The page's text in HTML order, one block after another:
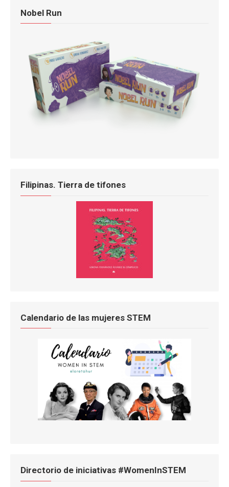
Nobel Run
Filipinas. Tierra de tifones
Calendario de las mujeres STEM
Directorio de iniciativas #WomenInSTEM